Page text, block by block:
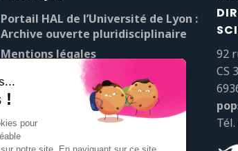
Portail HAL de l’Université de Lyon :
Archive ouverte pluridisciplinaire
Mentions légales
À propos de Pop’Sciences
Contact
92
CS
Tél.